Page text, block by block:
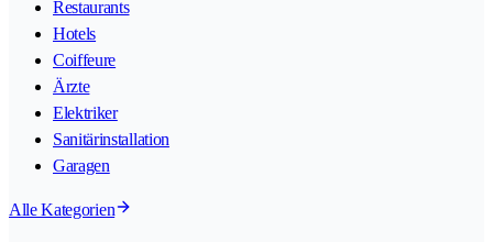
Restaurants
Hotels
Coiffeure
Ärzte
Elektriker
Sanitärinstallation
Garagen
Alle Kategorien